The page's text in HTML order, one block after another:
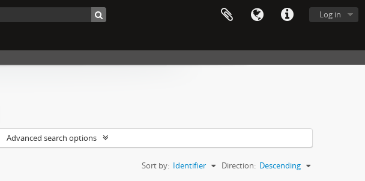
Log in
Advanced search options
Sort by: Identifier Direction: Descending